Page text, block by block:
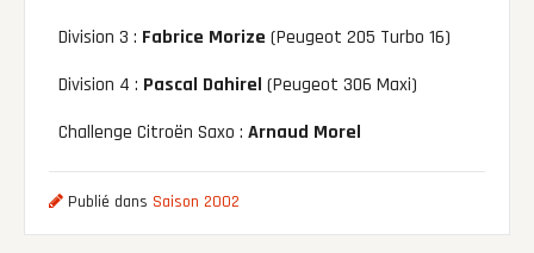
Division 3 : Fabrice Morize (Peugeot 205 Turbo 16)
Division 4 : Pascal Dahirel (Peugeot 306 Maxi)
Challenge Citroën Saxo :Arnaud Morel
Publié dans Saison 2002